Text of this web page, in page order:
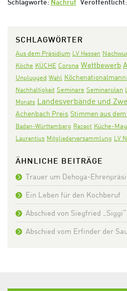
Schlagworte: Nachruf Veröffentlicht:
SCHLAGWÖRTER
Aus dem Präsidium LV Hessen
Köche KÜCHE Corona Wettbewerb
Unplugged Wahl
Nachhaltigkeit Seminare Seminarplan
Monats Landesverbände und
Achenbach Preis Stimmen aus
Baden-Württemberg Rezept Küche-
Laurentius Mitgliederversammlung LV
ÄHNLICHE BEITRÄGE
Trauer um Dehoga-
Ein Leben für den Kochberuf
Abschied von Siegfried
Abschied vom Erfinder der